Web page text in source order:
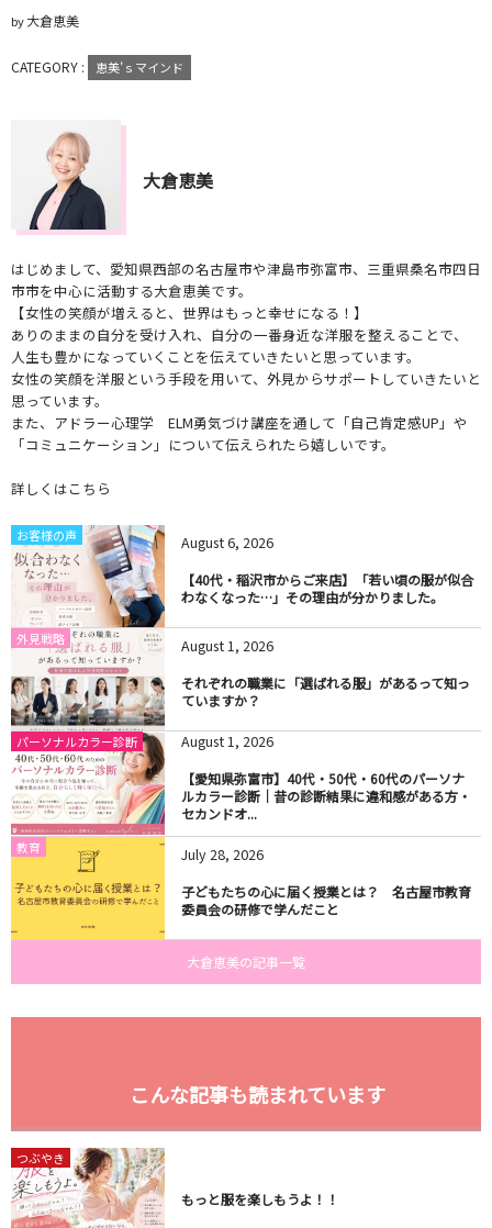
by大倉恵美
CATEGORY : 恵美’ｓマインド
大倉恵美
はじめまして、愛知県西部の名古屋市や津島市弥富市、三重県桑名市四日
市市を中心に活動する大倉恵美です。
【女性の笑顔が増えると、世界はもっと幸せになる！】
ありのままの自分を受け入れ、自分の一番身近な洋服を整えることで、
人生も豊かになっていくことを伝えていきたいと思っています。
女性の笑顔を洋服という手段を用いて、外見からサポートしていきたいと
思っています。
また、アドラー心理学 ELM勇気づけ講座を通して「自己肯定感UP」や
「コミュニケーション」について伝えられたら嬉しいです。
詳しくはこちら
お客様の声 August6, 2026
【40代・稲沢市からご来店】「若い頃の服が似合
わなくなった…」その理由が分かりました。
外見戦略 August1, 2026
それぞれの職業に「選ばれる服」があるって知っ
ていますか？
パーソナルカラー診断 August1, 2026
【愛知県弥富市】40代・50代・60代のパーソナ
ルカラー診断｜昔の診断結果に違和感がある方・
セカンドオ...
教育 July28, 2026
子どもたちの心に届く授業とは？ 名古屋市教育
委員会の研修で学んだこと
大倉恵美の記事一覧
こんな記事も読まれています
つぶやき
もっと服を楽しもうよ！！